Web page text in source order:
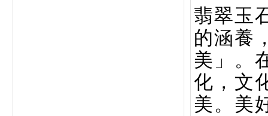
翡翠玉
的涵養
美」。
化，文
美。美